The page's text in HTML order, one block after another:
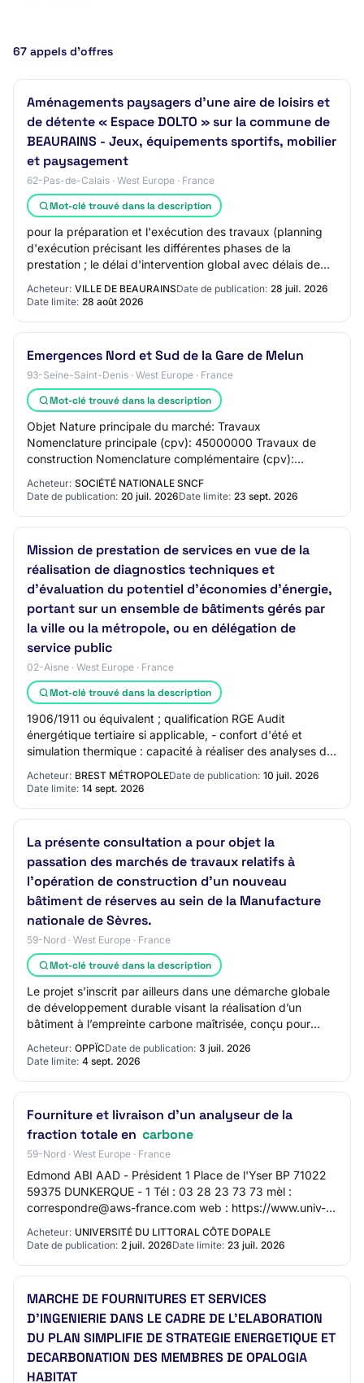
67 appels d’offres
Aménagements paysagers d'une aire de loisirs et
de détente « Espace DOLTO » sur la commune de
BEAURAINS - Jeux, équipements sportifs, mobilier
et paysagement
62-Pas-de-Calais · West Europe · France
Mot-clé trouvé dans la description
pour la préparation et l'exécution des travaux (planning
d'exécution précisant les différentes phases de la
prestation ; le délai d'intervention global avec délais de
Acheteur: VILLE DE BEAURAINSDate de publication: 28 juil. 2026
Date limite: 28 août 2026
Emergences Nord et Sud de la Gare de Melun
93-Seine-Saint-Denis · West Europe · France
Mot-clé trouvé dans la description
Objet Nature principale du marché: Travaux
Nomenclature principale (cpv): 45000000 Travaux de
construction Nomenclature complémentaire (cpv):
45223500 Structures en béton armé, 45223210
Ossatures mét…
Acheteur: SOCIÉTÉ NATIONALE SNCF
Date de publication: 20 juil. 2026Date limite: 23 sept. 2026
Mission de prestation de services en vue de la
réalisation de diagnostics techniques et
d’évaluation du potentiel d’économies d’énergie,
portant sur un ensemble de bâtiments gérés par
la ville ou la métropole, ou en délégation de
service public
02-Aisne · West Europe · France
Mot-clé trouvé dans la description
1906/1911 ou équivalent ; qualification RGE Audit
énergétique tertiaire si applicable, - confort d'été et
simulation thermique : capacité à réaliser des analyses de
surchauffe estivale et des simulat…
Acheteur: BREST MÉTROPOLEDate de publication: 10 juil. 2026
Date limite: 14 sept. 2026
La présente consultation a pour objet la
passation des marchés de travaux relatifs à
l’opération de construction d’un nouveau
bâtiment de réserves au sein de la Manufacture
nationale de Sèvres.
59-Nord · West Europe · France
Mot-clé trouvé dans la description
Le projet s’inscrit par ailleurs dans une démarche globale
de développement durable visant la réalisation d’un
bâtiment à l’empreinte carbone maîtrisée, conçu pour
assurer sa pérennité et répondre au…
Acheteur: OPPÏCDate de publication: 3 juil. 2026
Date limite: 4 sept. 2026
Fourniture et livraison d'un analyseur de la
fraction totale en carbone
59-Nord · West Europe · France
Edmond ABI AAD - Président 1 Place de l'Yser BP 71022
59375 DUNKERQUE - 1 Tél : 03 28 23 73 73 mèl :
correspondre@aws-france.com web : https://www.univ-
littoral.fr SIRET 19594403800205 Groupement de…
Acheteur: UNIVERSITÉ DU LITTORAL CÔTE DOPALE
Date de publication: 2 juil. 2026Date limite: 23 juil. 2026
MARCHE DE FOURNITURES ET SERVICES
D'INGENIERIE DANS LE CADRE DE L'ELABORATION
DU PLAN SIMPLIFIE DE STRATEGIE ENERGETIQUE ET
DECARBONATION DES MEMBRES DE OPALOGIA
HABITAT